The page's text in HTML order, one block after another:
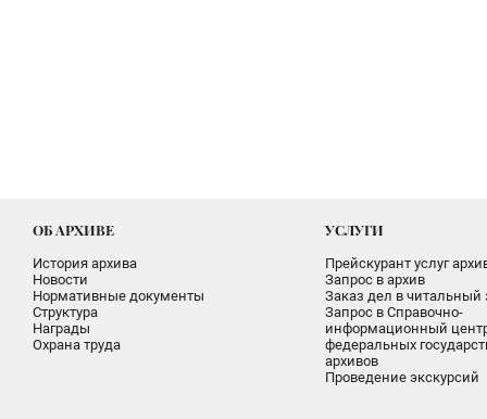
ОБ АРХИВЕ
История архива
Новости
Нормативные документы
Структура
Награды
Охрана труда
УСЛУГИ
Прейскурант услуг
Запрос в архив
Заказ дел в читальный
Запрос в Справочно-
информационный
федеральных
архивов
Проведение экскурсий